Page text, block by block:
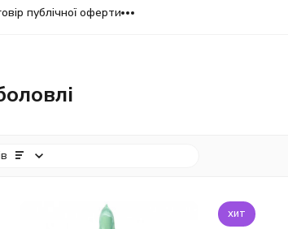
публічної оферти
хит